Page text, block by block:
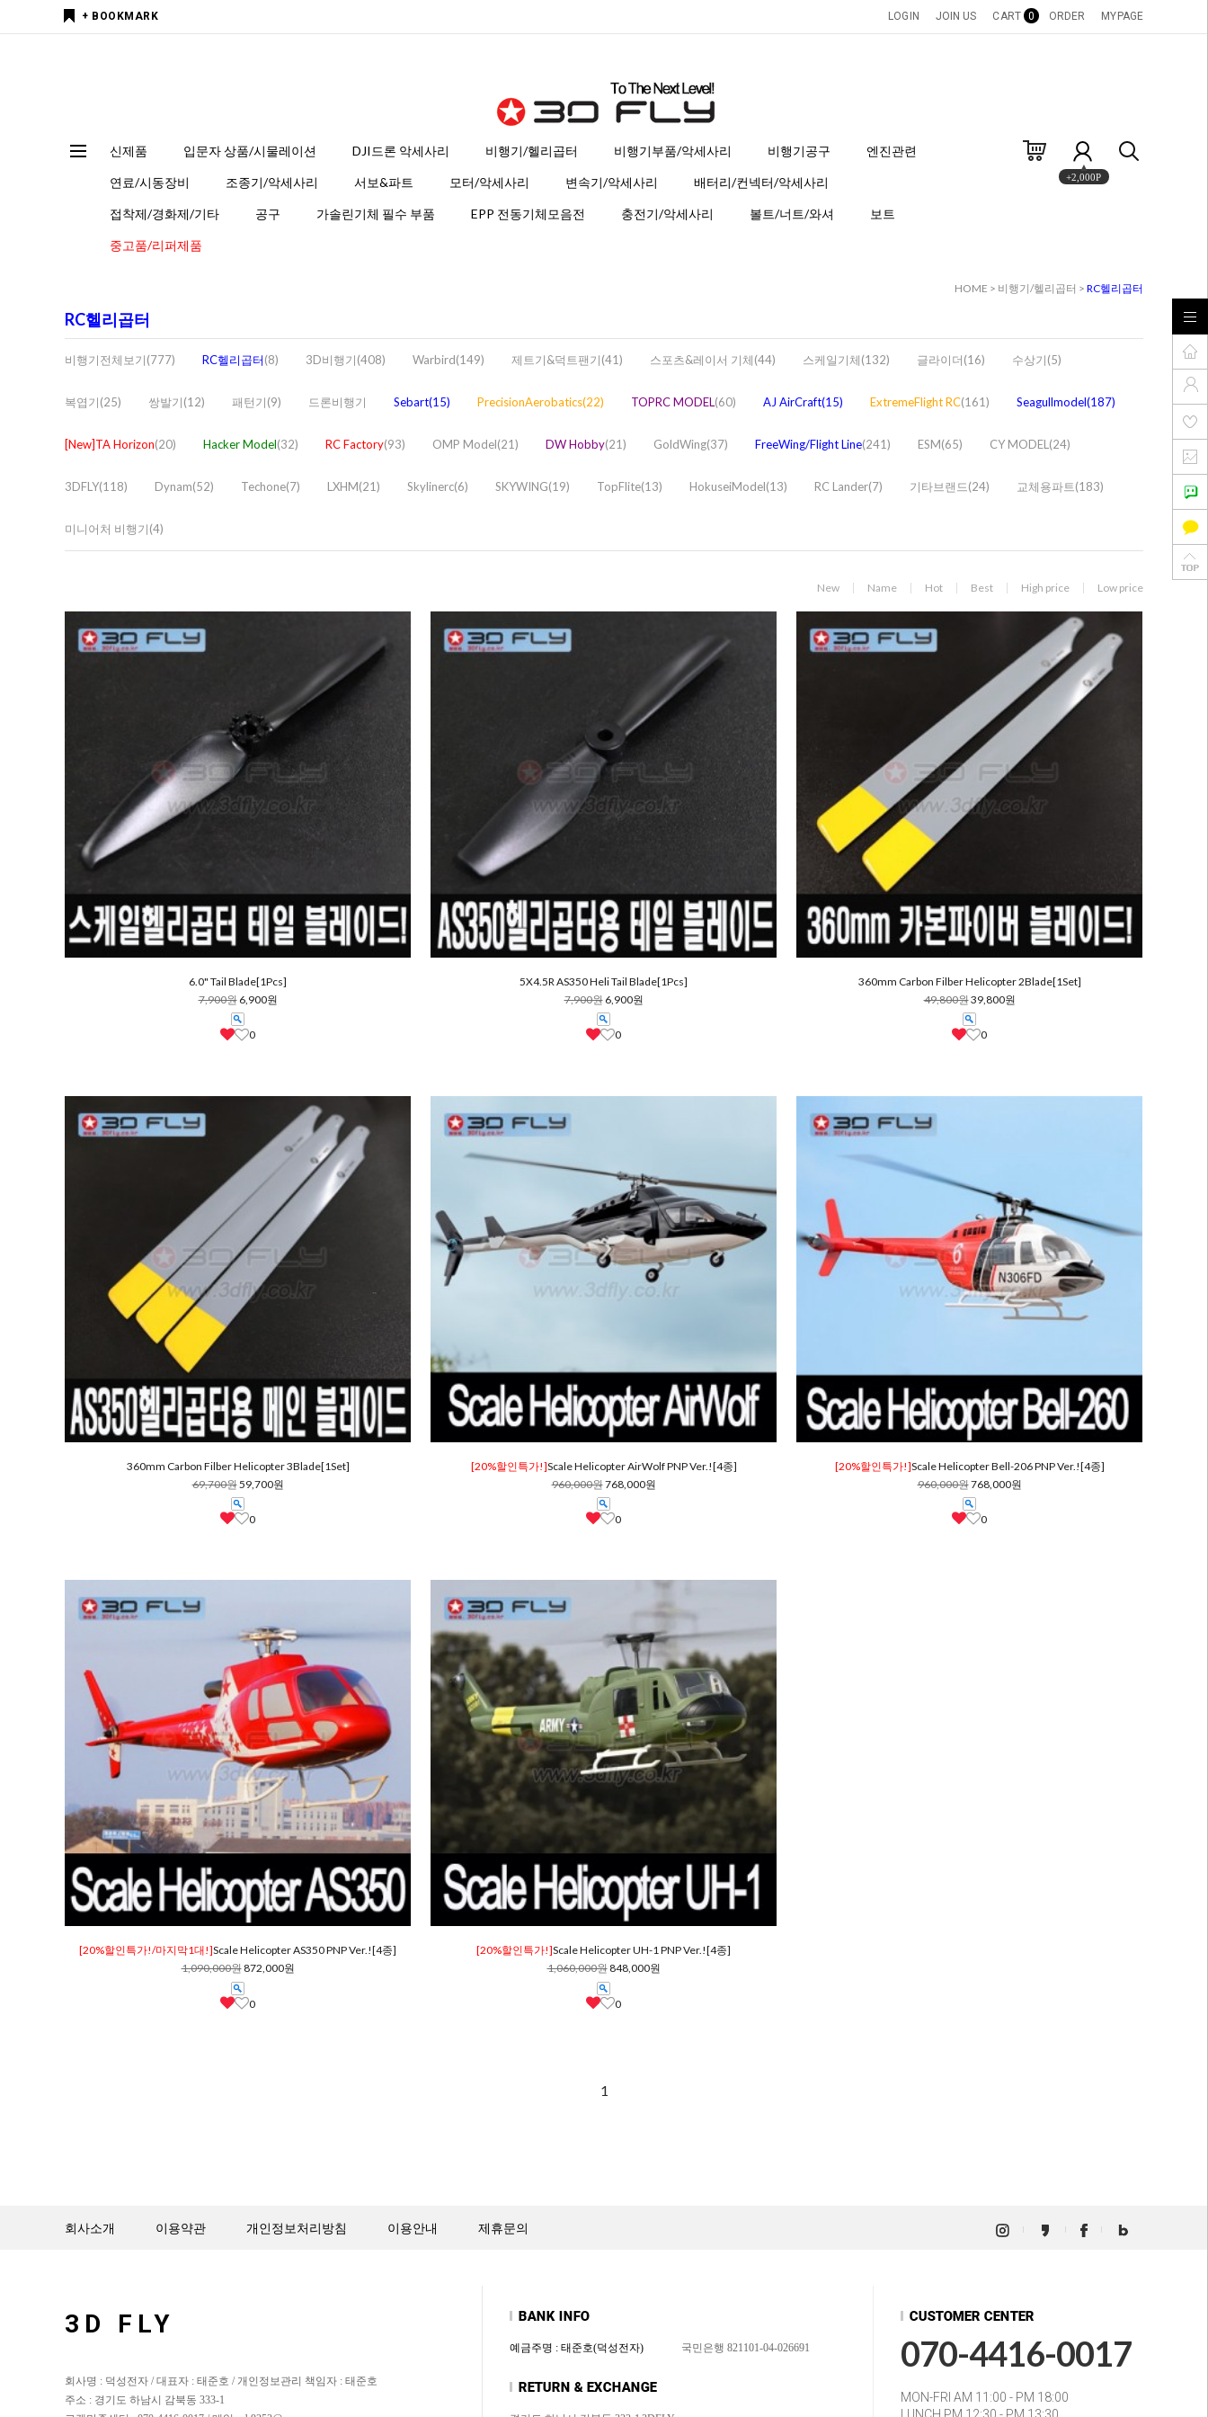
+ BOOKMARK LOGIN JOIN US CART 0 ORDER MYPAGE
신제품 입문자 상품/시물레이션 DJI드론 악세사리 비행기/헬리곱터 비행기부품/악세사리 비행기공구 엔진관련
연료/시동장비 조종기/악세사리 서보&파트 모터/악세사리 변속기/악세사리 배터리/컨넥터/악세사리
접착제/경화제/기타 공구 가솔린기체 필수 부품 EPP 전동기체모음전 충전기/악세사리 볼트/너트/와셔 보트
중고품/리퍼제품
+2,000P
HOME > 비행기/헬리곱터 > RC헬리곱터
RC헬리곱터
비행기전체보기(777) RC헬리곱터(8) 3D비행기(408) Warbird(149) 제트기&덕트팬기(41) 스포츠&레이서 기체(44) 스케일기체(132) 글라이더(16) 수상기(5)
복엽기(25) 쌍발기(12) 패턴기(9) 드론비행기 Sebart(15) PrecisionAerobatics(22) TOPRC MODEL(60) AJ AirCraft(15) ExtremeFlight RC(161) Seagullmodel(187)
[New]TA Horizon(20) Hacker Model(32) RC Factory(93) OMP Model(21) DW Hobby(21) GoldWing(37) FreeWing/Flight Line(241) ESM(65) CY MODEL(24)
3DFLY(118) Dynam(52) Techone(7) LXHM(21) Skylinerc(6) SKYWING(19) TopFlite(13) HokuseiModel(13) RC Lander(7) 기타브랜드(24) 교체용파트(183)
미니어처 비행기(4)
New Name Hot Best High price Low price
6.0" Tail Blade[1Pcs]
7,900원 6,900원
0
5X4.5R AS350 Heli Tail Blade[1Pcs]
7,900원 6,900원
0
360mm Carbon Filber Helicopter 2Blade[1Set]
49,800원39,800원
0
360mm Carbon Filber Helicopter 3Blade[1Set]
69,700원59,700원
0
[20%할인특가!]Scale Helicopter AirWolf PNP Ver.![4종]
960,000원768,000원
0
[20%할인특가!]Scale Helicopter Bell-206 PNP Ver.![4종]
960,000원768,000원
0
[20%할인특가!/마지막1대!]Scale Helicopter AS350 PNP Ver.![4종]
1,090,000원872,000원
0
[20%할인특가!]Scale Helicopter UH-1 PNP Ver.![4종]
1,060,000원848,000원
0
1
회사소개 이용약관 개인정보처리방침 이용안내 제휴문의
3D FLY
회사명 : 덕성전자 / 대표자 : 태준호 / 개인정보관리 책임자 : 태준호
주소 : 경기도 하남시 감북동 333-1
예금주명 : 태준호(덕성전자) 국민은행 821101-04-026691 070-4416-0017
MON-FRI AM 11:00 - PM 18:00